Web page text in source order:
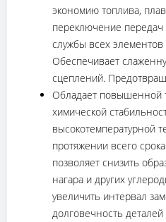
экономию топлива,
переключение передач
службы всех элементов
Обеспечивает
сцеплений.
Обладает повышенной
химической
высокотемпературной
протяжении всего
позволяет снизить
нагара и других
увеличить интервал
долговечность